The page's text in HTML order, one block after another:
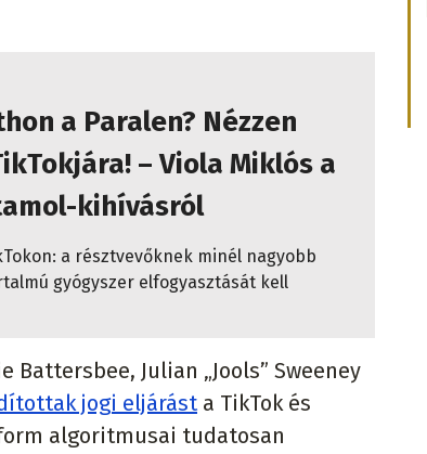
a Paralen? Nézzen
– Viola Miklós a
kihívásról
a résztvevőknek minél nagyobb
gyógyszer elfogyasztását kell
Julian „Jools” Sweeney
jogi eljárásta TikTok és
algoritmusai tudatosan